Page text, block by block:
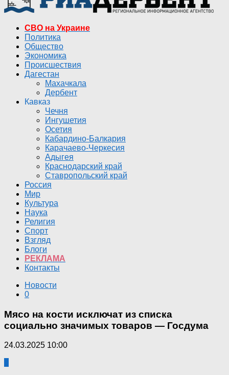
СВО на Украине
Политика
Общество
Экономика
Происшествия
Дагестан
Махачкала
Дербент
Кавказ
Чечня
Ингушетия
Осетия
Кабардино-Балкария
Карачаево-Черкесия
Адыгея
Краснодарский край
Ставропольский край
Россия
Мир
Культура
Наука
Религия
Спорт
Взгляд
Блоги
РЕКЛАМА
Контакты
Новости
0
Мясо на кости исключат из списка
социально значимых товаров — Госдума
24.03.2025 10:00